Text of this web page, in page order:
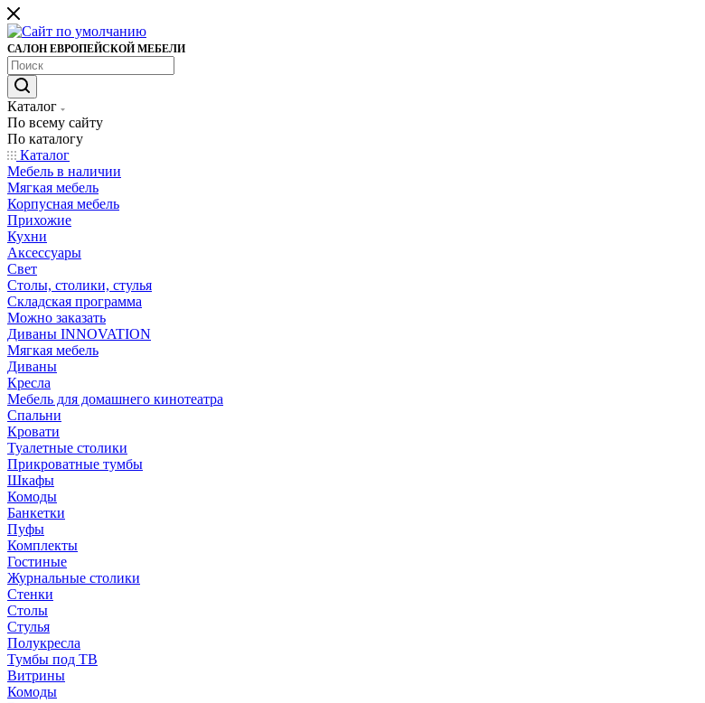
САЛОН ЕВРОПЕЙСКОЙ МЕБЕЛИ
Каталог
По всему сайту
По каталогу
Каталог
Мебель в наличии
Мягкая мебель
Корпусная мебель
Прихожие
Кухни
Аксессуары
Свет
Столы, столики, стулья
Складская программа
Можно заказать
Диваны INNOVATION
Мягкая мебель
Диваны
Кресла
Мебель для домашнего кинотеатра
Спальни
Кровати
Туалетные столики
Прикроватные тумбы
Шкафы
Комоды
Банкетки
Пуфы
Комплекты
Гостиные
Журнальные столики
Стенки
Столы
Стулья
Полукресла
Тумбы под ТВ
Витрины
Комоды